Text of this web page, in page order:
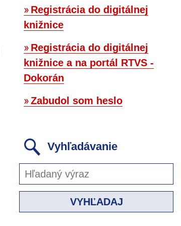
Registrácia do digitálnej
knižnice
Registrácia do digitálnej
knižnice a na portál RTVS -
Dokorán
Zabudol som heslo
Vyhľadávanie
VYHĽADAJ